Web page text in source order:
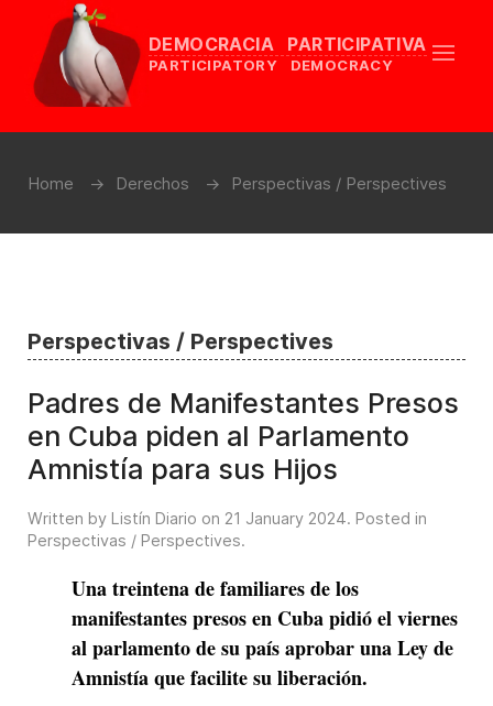
DEMOCRACIA PARTICIPATIVA
PARTICIPATORY DEMOCRACY
Home Derechos Perspectivas / Perspectives
Perspectivas / Perspectives
Padres de Manifestantes Presos
en Cuba piden al Parlamento
Amnistía para sus Hijos
Written by Listín Diario on 21 January 2024. Posted in
Perspectivas / Perspectives.
Una treintena de familiares de los
manifestantes presos en Cuba pidió el viernes
al parlamento de su país aprobar una Ley de
Amnistía que facilite su liberación.